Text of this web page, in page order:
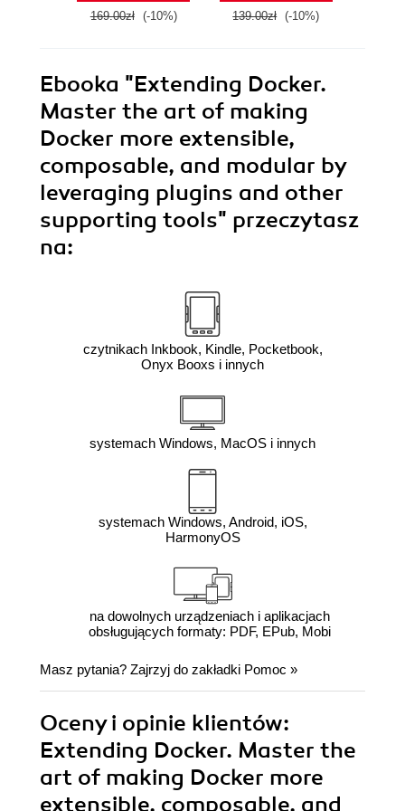
169.00zł (-10%)
Edition
139.00zł (-10%)
Ebooka "Extending Docker.
Master the art of making
Docker more extensible,
composable, and modular by
leveraging plugins and other
supporting tools" przeczytasz
na:
czytnikach Inkbook, Kindle, Pocketbook,
Onyx Booxs i innych
systemach Windows, MacOS i innych
systemach Windows, Android, iOS,
HarmonyOS
na dowolnych urządzeniach i aplikacjach
obsługujących formaty: PDF, EPub, Mobi
Masz pytania? Zajrzyj do zakładki Pomoc »
Oceny i opinie klientów:
Extending Docker. Master the
art of making Docker more
extensible, composable, and